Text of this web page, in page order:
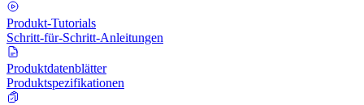
Produkt-Tutorials
Schritt-für-Schritt-Anleitungen
Produktdatenblätter
Produktspezifikationen